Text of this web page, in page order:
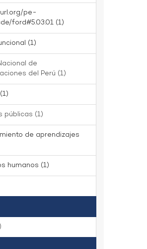
pe-
ford#5.03.01 (1)
(1)
de
del Perú (1)
públicas (1)
de aprendizajes
humanos (1)